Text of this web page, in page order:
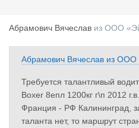
Абрамович Вячеслав из ООО
Абрамович Вячеслав из ООО
Требуется талантливый
Boxer 8епл 1200кг г\п 2012
Франция - РФ Калининград,
таланта нет, то маршрут